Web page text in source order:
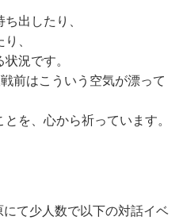
出したり、
、
況です。
前はこういう空気が漂って
を、心から祈っています。
て少人数で以下の対話イベ